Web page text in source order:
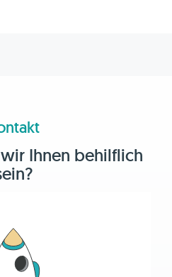
Ihnen behilflich